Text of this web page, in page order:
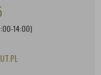
14:00)